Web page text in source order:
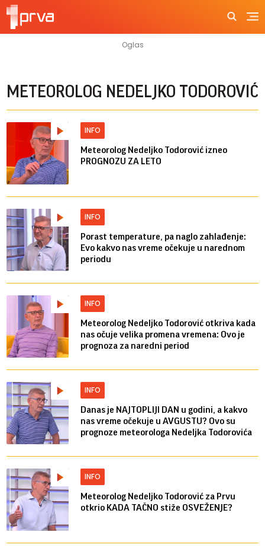
METEOROLOG NEDELJKO TODOROVIĆ
INFO
Meteorolog Nedeljko Todorović izneo
PROGNOZU ZA LETO
INFO
Porast temperature, pa naglo zahlađenje:
Evo kakvo nas vreme očekuje u narednom
periodu
INFO
Meteorolog Nedeljko Todorović otkriva kada
nas očuje velika promena vremena: Ovo je
prognoza za naredni period
INFO
Danas je NAJTOPLIJI DAN u godini, a kakvo
nas vreme očekuje u AVGUSTU? Ovo su
prognoze meteorologa Nedeljka Todorovića
INFO
Meteorolog Nedeljko Todorović za Prvu
otkrio KADA TAČNO stiže OSVEŽENJE?